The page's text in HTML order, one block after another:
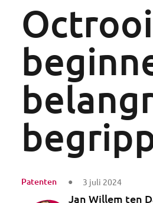
Patenten 3 juli 2024
Jan Willem ten